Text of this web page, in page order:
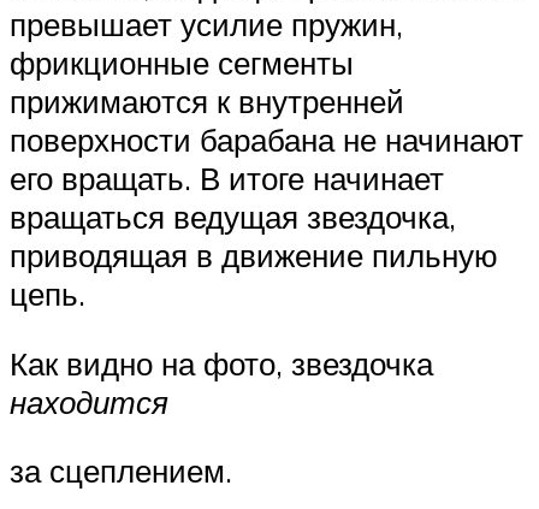
превышает усилие пружин,
фрикционные сегменты
прижимаются к внутренней
поверхности барабана не начинают
его вращать. В итоге начинает
вращаться ведущая звездочка,
приводящая в движение пильную
цепь.
Как видно на фото, звездочка
находится
за сцеплением.